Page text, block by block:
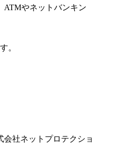
ATMやネットバンキン
。
社ネットプロテクショ